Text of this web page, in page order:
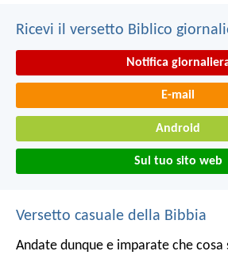
Ricevi il versetto Biblico
Notifica
E-mail
Android
Sul tuo sito web
Versetto casuale della Bibbia
Andate dunque e imparate che cosa